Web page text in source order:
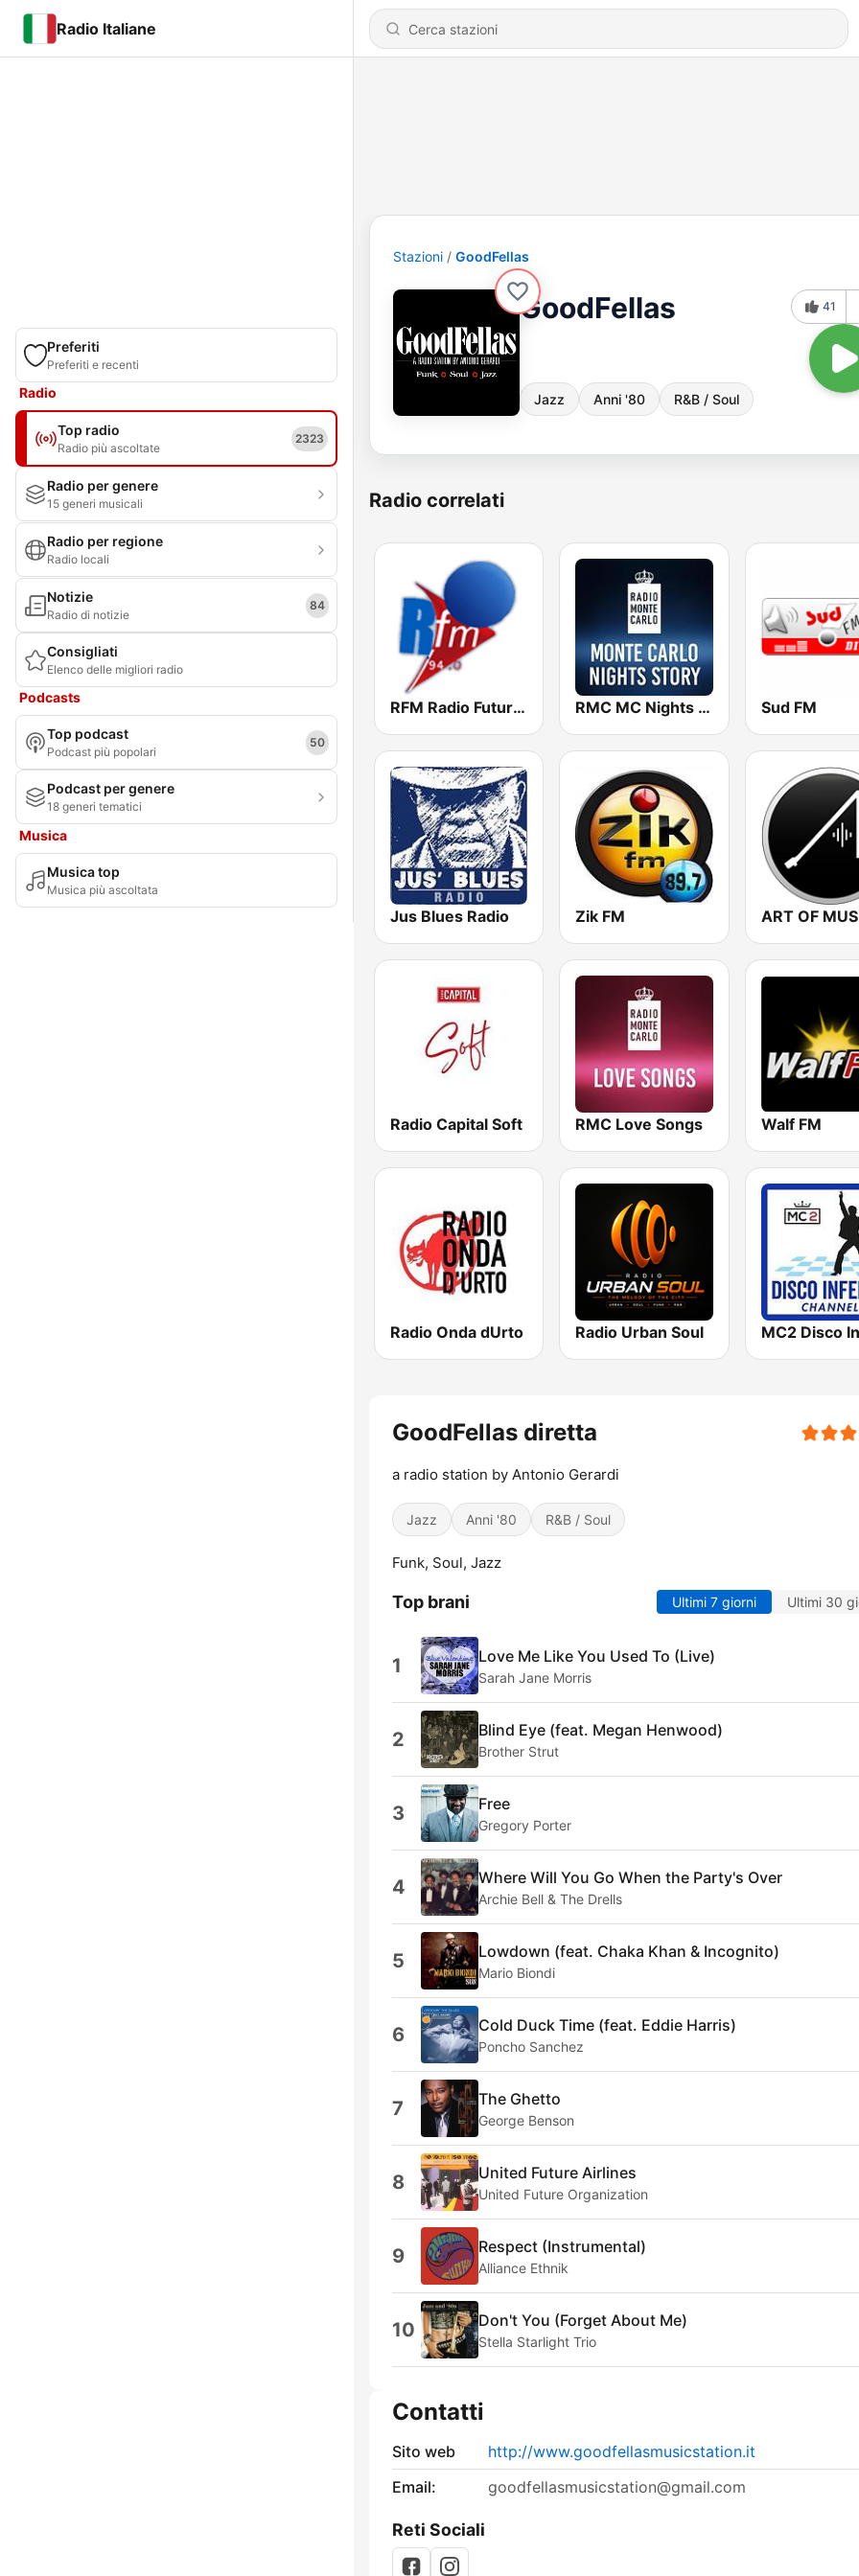
Radio Italiane
Preferiti
Preferiti e recenti
Radio
Top radio
Radio più ascoltate
2323
Radio per genere
15 generi musicali
Radio per regione
Radio locali
Notizie
Radio di notizie
84
Consigliati
Elenco delle migliori radio
Podcasts
Top podcast
Podcast più popolari
50
Podcast per genere
18 generi tematici
Musica
Musica top
Musica più ascoltata
Stazioni GoodFellas
GoodFellas
Jazz Anni '80 R&B / Soul
41
Radio correlati
RFM Radio Futurs Medias 94.0 FM RMC MC Nights Story Sud FM
Jus Blues Radio Zik FM ART OF
Radio Capital Soft RMC Love Songs Walf FM
Radio Onda dUrto Radio Urban Soul
GoodFellas diretta
a radio station by Antonio Gerardi
Jazz Anni '80 R&B / Soul
Funk, Soul, Jazz
Top brani Ultimi 7 giorni Ultimi 30
1 Love Me Like You Used To (Live)
Sarah Jane Morris
2 Blind Eye (feat. Megan Henwood)
Brother Strut
3 Free
Gregory Porter
4 Where Will You Go When the Party's Over
Archie Bell & The Drells
5 Lowdown (feat. Chaka Khan & Incognito)
Mario Biondi
6 Cold Duck Time (feat. Eddie Harris)
Poncho Sanchez
7 The Ghetto
George Benson
8 United Future Airlines
United Future Organization
9 Respect (Instrumental)
Alliance Ethnik
10 Don't You (Forget About Me)
Stella Starlight Trio
Contatti
Sito web
http://www.goodfellasmusicstation.it
Email:
goodfellasmusicstation@gmail.com
Reti Sociali